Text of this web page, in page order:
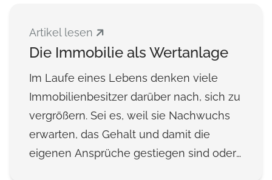
Artikel lesen
Die Immobilie als Wertanlage
Im Laufe eines Lebens denken viele
Immobilienbesitzer darüber nach, sich zu
vergrößern. Sei es, weil sie Nachwuchs
erwarten, das Gehalt und damit die
eigenen Ansprüche gestiegen sind oder